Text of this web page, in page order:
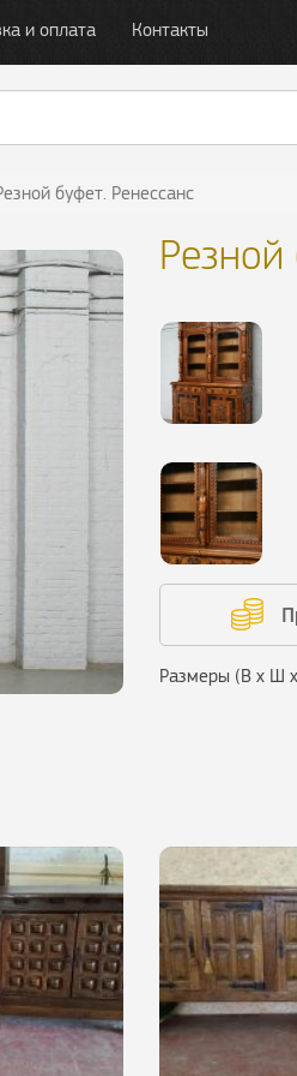
и оплата Контакты
буфет. Ренессанс
Резной
Размеры (В х Ш